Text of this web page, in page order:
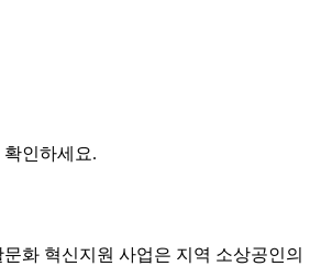
인하세요.
화 혁신지원 사업은 지역 소상공인의